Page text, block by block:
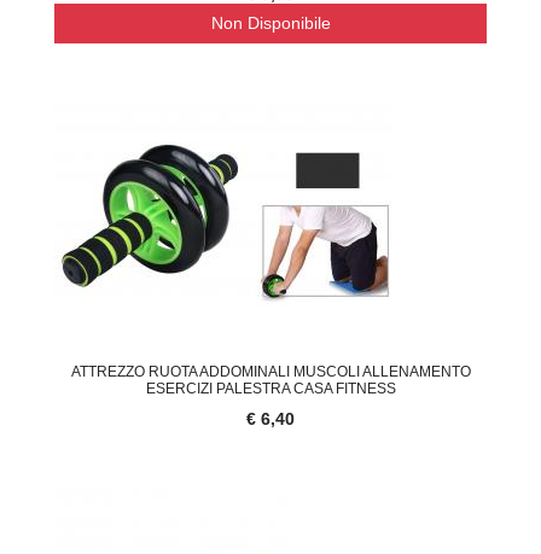
Non Disponibile
ATTREZZO RUOTA ADDOMINALI MUSCOLI ALLENAMENTO
ESERCIZI PALESTRA CASA FITNESS
€ 6,40